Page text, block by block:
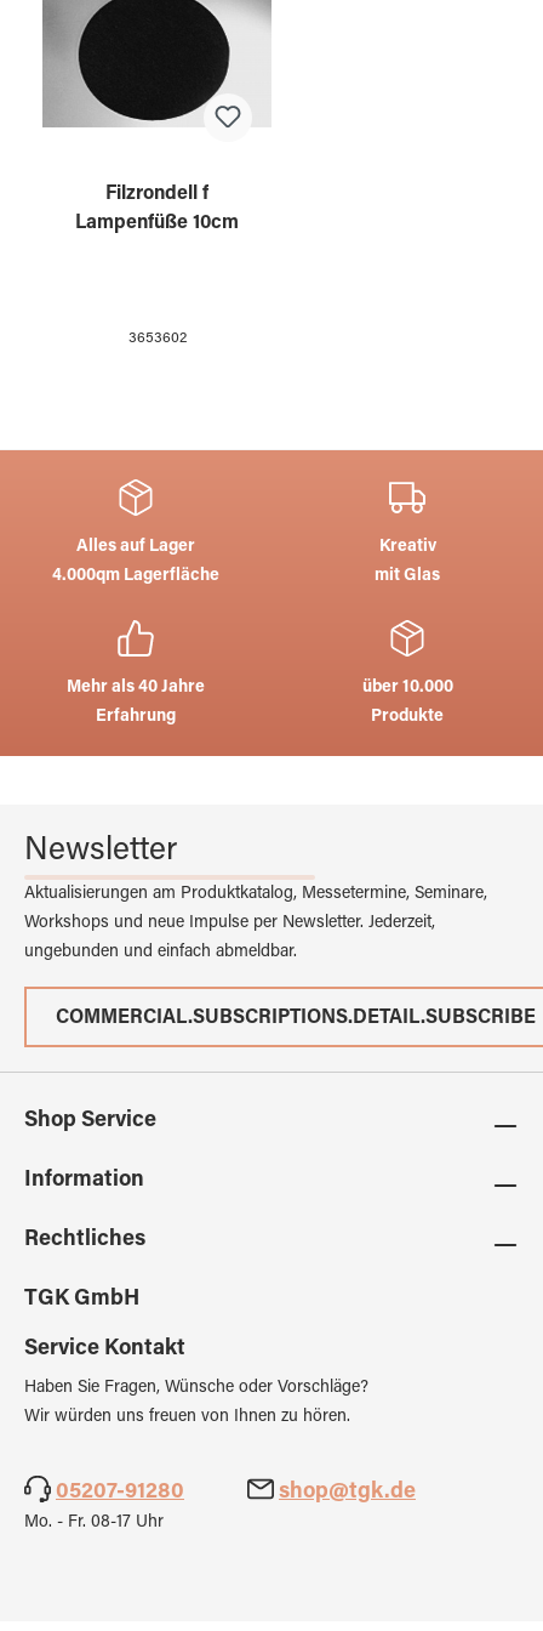
Filzrondell f
Lampenfüße 10cm
3653602
Alles auf Lager
4.000qm Lagerfläche
Kreativ
mit Glas
Mehr als 40 Jahre
Erfahrung
über 10.000
Produkte
Newsletter
Aktualisierungen am Produktkatalog, Messetermine, Seminare,
Workshops und neue Impulse per Newsletter. Jederzeit,
ungebunden und einfach abmeldbar.
COMMERCIAL.SUBSCRIPTIONS.DETAIL.SUBSCRIBE
Shop Service
Information
Rechtliches
TGK GmbH
Service Kontakt
Haben Sie Fragen, Wünsche oder Vorschläge?
Wir würden uns freuen von Ihnen zu hören.
05207-91280 shop@tgk.de
Mo. - Fr. 08-17 Uhr